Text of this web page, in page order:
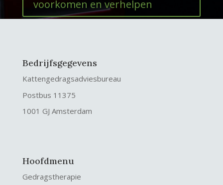
voorkomen en verhelpen
Bedrijfsgegevens
Kattengedragsadviesbureau
Postbus 11375
1001 GJ Amsterdam
Hoofdmenu
Gedragstherapie